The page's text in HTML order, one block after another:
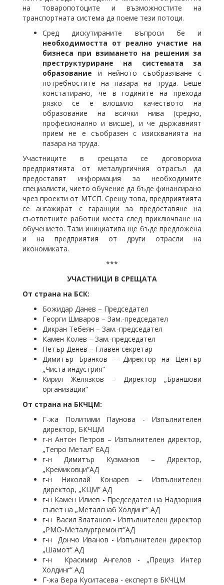
на товаропотоците и възможностите на
транспортната система да поеме тези потоци.
Сред дискутираните въпроси бе и
необходимостта от реално участие на
бизнеса при взимането на решения за
преструктуриране на системата за
образование и нейното съобразяване с
потребностите на пазара на труда. Беше
констатирано, че в годините на прехода
рязко се е влошило качеството на
образование на всички нива (средно,
професионално и висше), и че държавният
прием не е съобразен с изискванията на
пазара на труда.
Участниците в срещата се договориха
предприятията от металургичния отрасъл да
предоставят информация за необходимите
специалисти, чието обучение да бъде финансирано
чрез проекти от МТСП. Срещу това, предприятията
се ангажират с гаранции за предоставяне на
съответните работни места след приключване на
обучението. Тази инициатива ще бъде предложена
и на предприятия от други отрасли на
икономиката.
***
УЧАСТНИЦИ В СРЕЩАТА
От страна на БСК:
Божидар Данев – Председател
Георги Шиваров – Зам.-председател
Дикран Тебеян – Зам.-председател
Камен Колев – Зам.-председател
Петър Денев – Главен секретар
Димитър Бранков – Директор на Център
„Чиста индустрия”
Кирил Желязков – Директор „Браншови
организации”
От страна на БКЧЦМ:
Г-жа Политими Паунова - Изпълнителен
директор, БКЧЦМ
г-н Антон Петров – Изпълнителен директор,
„Тепро Метал” ЕАД
г-н Димитър Кузманов – Директор,
„Кремиковци”АД
г-н Николай Конарев – Изпълнителен
директор, „КЦМ” АД
г-н Камен Илиев - Председател на Надзорния
съвет на „Металснаб Холдинг” АД
г-н Васил Златанов - Изпълнителен директор
„РМО-Металургремонт”АД
г-н Дончо Иванов - Изпълнителен директор
„Шамот” АД
г-н Красимир Ангелов - „Прециз Интер
Холдинг” АД
Г-жа Вера Куситасева - експерт в БКЧЦМ